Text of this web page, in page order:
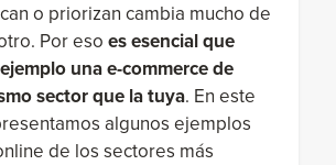
o priorizan cambia mucho de
Por eso es esencial que
una e-commerce de
sector que la tuya. En este
algunos ejemplos
de los sectores más